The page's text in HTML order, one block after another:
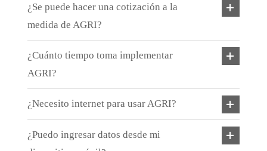
¿Se puede hacer una cotización a la
medida de AGRI?
¿Cuánto tiempo toma implementar
AGRI?
¿Necesito internet para usar AGRI?
¿Puedo ingresar datos desde mi